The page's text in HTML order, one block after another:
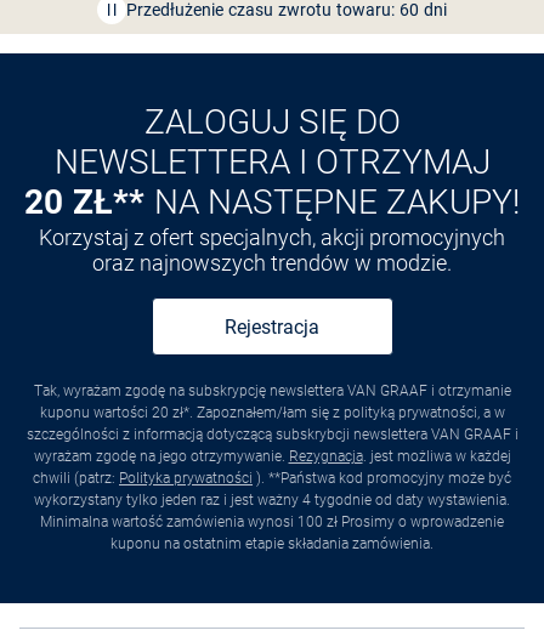
Przedłużenie czasu zwrotu towaru: 60 dni
Odkryj aplikację VANGRAAF
ZALOGUJ SIĘ DO
NEWSLETTERA I OTRZYMAJ
20 ZŁ** NA NASTĘPNE ZAKUPY!
Korzystaj z ofert specjalnych, akcji promocyjnych
oraz najnowszych trendów w modzie.
Rejestracja
Tak, wyrażam zgodę na subskrypcję newslettera VAN GRAAF i otrzymanie
kuponu wartości 20 zł*. Zapoznałem/łam się z polityką prywatności, a w
szczególności z informacją dotyczącą subskrybcji newslettera VAN GRAAF i
wyrażam zgodę na jego otrzymywanie. Rezygnacja. jest możliwa w każdej
chwili (patrz: Polityka prywatności ). **Państwa kod promocyjny może być
wykorzystany tylko jeden raz i jest ważny 4 tygodnie od daty wystawienia.
Minimalna wartość zamówienia wynosi 100 zł Prosimy o wprowadzenie
kuponu na ostatnim etapie składania zamówienia.